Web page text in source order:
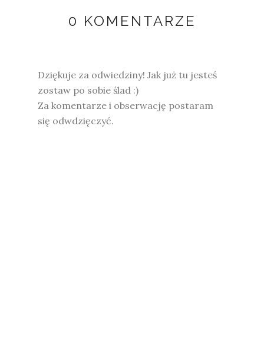
0 KOMENTARZE
Dziękuje za odwiedziny! Jak już tu jesteś
zostaw po sobie ślad :)
Za komentarze i obserwację postaram
się odwdzięczyć.